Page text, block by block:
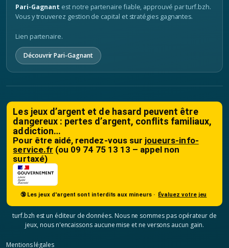
Pari-Gagnant est notre partenaire fiable, approuvé par turf.bzh.
Vous y trouverez gestion de capital et stratégies gagnantes.
Lien partenaire.
Découvrir Pari-Gagnant
Les jeux d’argent et de hasard peuvent être
dangereux : pertes d’argent, conflits familiaux,
addiction…
Pour être aidé, rendez-vous sur joueurs-info-
service.fr (ou 09 74 75 13 13 – appel non
surtaxé)
🔞 Les jeux d'argent sont interdits aux mineurs · Évaluez votre jeu
turf.bzh est un éditeur de données. Nous ne sommes pas opérateur de
jeux, nous n'encaissons aucune mise et ne versons aucun gain.
Mentions légales